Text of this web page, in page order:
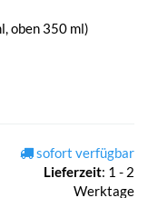
oben 350 ml)
sofort verfügbar
Lieferzeit: 1 - 2
Werktage